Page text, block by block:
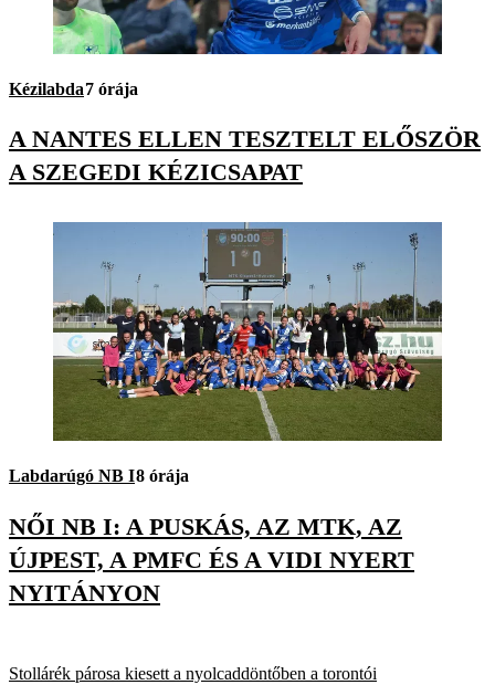
Kézilabda7 órája
A NANTES ELLEN TESZTELT ELŐSZÖR
A SZEGEDI KÉZICSAPAT
Labdarúgó NB I8 órája
NŐI NB I: A PUSKÁS, AZ MTK, AZ
ÚJPEST, A PMFC ÉS A VIDI NYERT
NYITÁNYON
Stollárék párosa kiesett a nyolcaddöntőben a torontói